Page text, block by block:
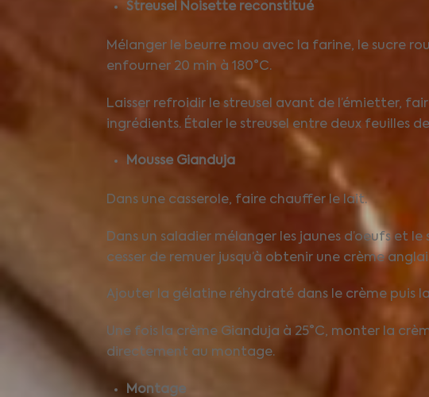
Streusel Noisette reconstitué
Mélanger le beurre mou avec la farine, le sucre
enfourner 20 min à 180°C.
Laisser refroidir le streusel avant de l’émietter,
ingrédients. Étaler le streusel entre deux feuilles
Mousse Gianduja
Dans une casserole, faire chauffer le lait.
Dans un saladier mélanger les jaunes d’oeufs et
cesser de remuer jusqu’à obtenir une crème
Ajouter la gélatine réhydraté dans le crème puis
Une fois la crème Gianduja à 25°C, monter la
directement au montage.
Montage